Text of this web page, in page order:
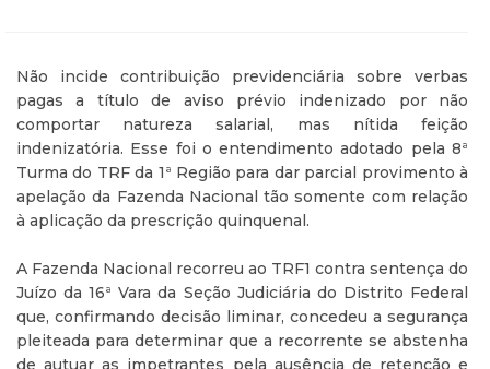
Não incide contribuição previdenciária sobre verbas
pagas a título de aviso prévio indenizado por não
comportar natureza salarial, mas nítida feição
indenizatória. Esse foi o entendimento adotado pela 8ª
Turma do TRF da 1ª Região para dar parcial provimento à
apelação da Fazenda Nacional tão somente com relação
à aplicação da prescrição quinquenal.
A Fazenda Nacional recorreu ao TRF1 contra sentença do
Juízo da 16ª Vara da Seção Judiciária do Distrito Federal
que, confirmando decisão liminar, concedeu a segurança
pleiteada para determinar que a recorrente se abstenha
de autuar as impetrantes pela ausência de retenção e